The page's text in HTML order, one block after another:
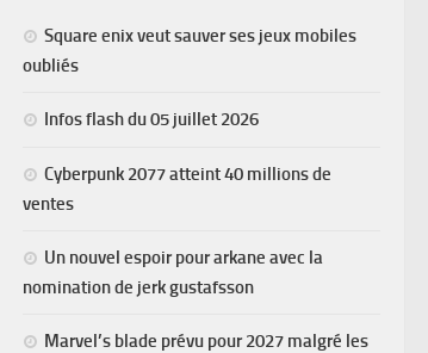
Square enix veut sauver ses jeux mobiles
oubliés
Infos flash du 05 juillet 2026
Cyberpunk 2077 atteint 40 millions de
ventes
Un nouvel espoir pour arkane avec la
nomination de jerk gustafsson
Marvel’s blade prévu pour 2027 malgré les